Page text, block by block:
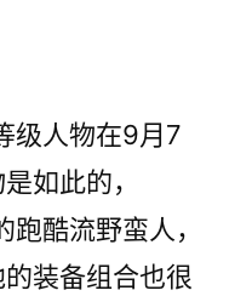
级人物在9月7
如此的，
酷流野蛮人，
装备组合也很